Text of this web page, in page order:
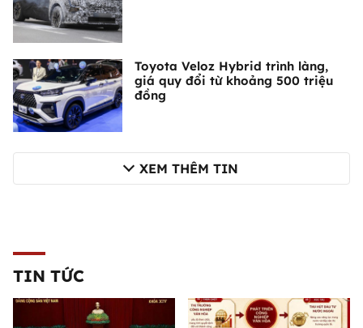
Toyota Veloz Hybrid trình làng,
giá quy đổi từ khoảng 500 triệu
đồng
XEM THÊM TIN
TIN TỨC